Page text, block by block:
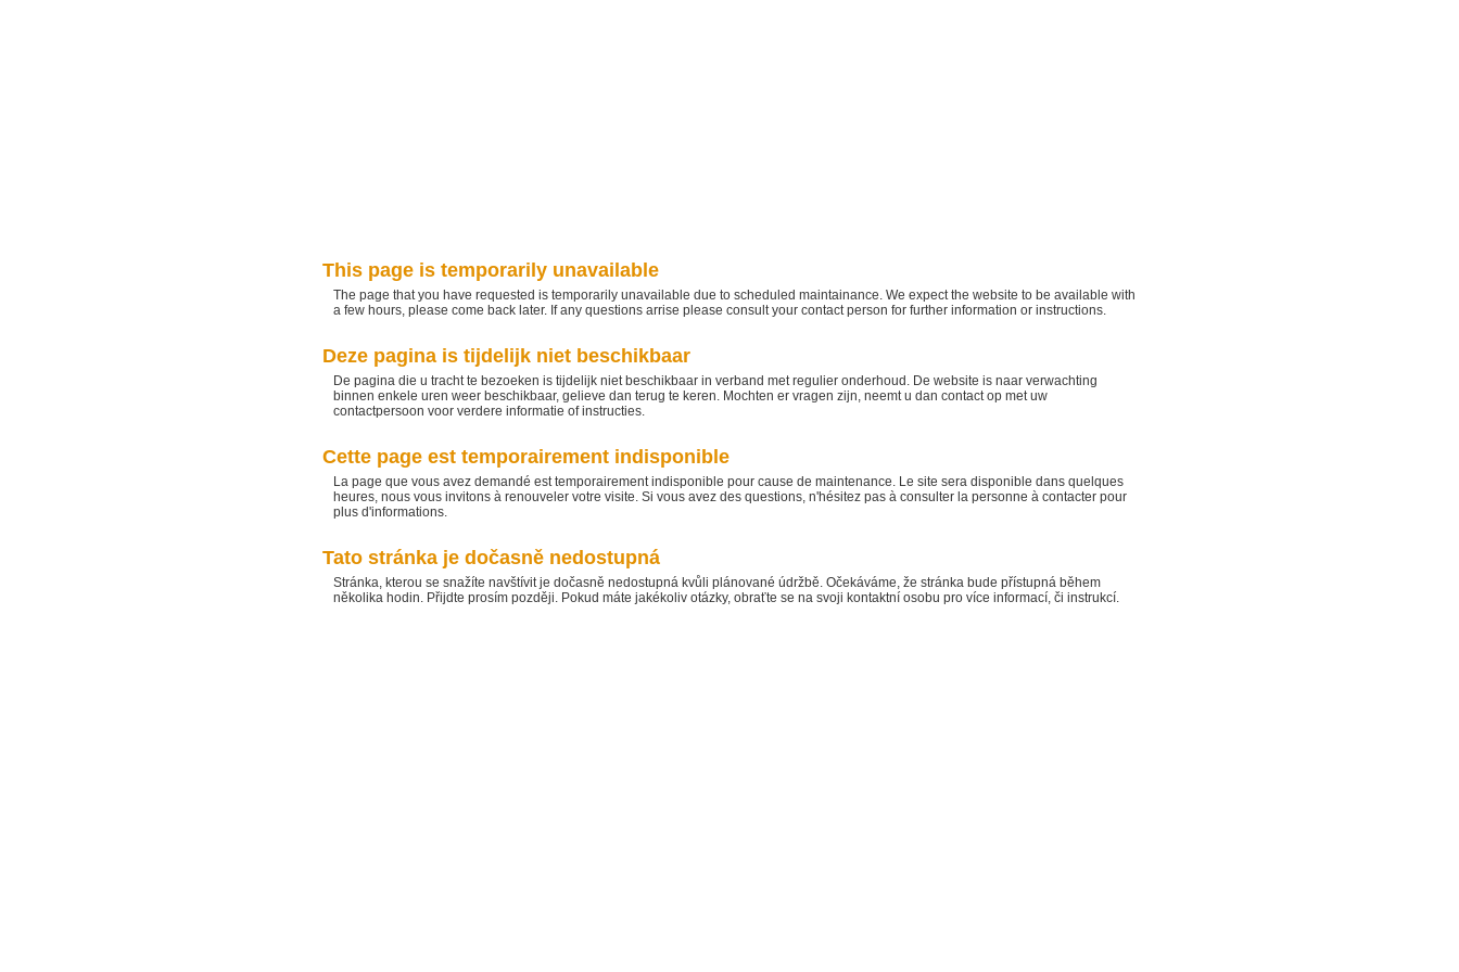
This page is temporarily unavailable
The page that you have requested is temporarily unavailable due to scheduled maintainance. We expect the website to be available with
a few hours, please come back later. If any questions arrise please consult your contact person for further information or instructions.
Deze pagina is tijdelijk niet beschikbaar
De pagina die u tracht te bezoeken is tijdelijk niet beschikbaar in verband met regulier onderhoud. De website is naar verwachting
binnen enkele uren weer beschikbaar, gelieve dan terug te keren. Mochten er vragen zijn, neemt u dan contact op met uw
contactpersoon voor verdere informatie of instructies.
Cette page est temporairement indisponible
La page que vous avez demandé est temporairement indisponible pour cause de maintenance. Le site sera disponible dans quelques
heures, nous vous invitons à renouveler votre visite. Si vous avez des questions, n'hésitez pas à consulter la personne à contacter pour
plus d'informations.
Tato stránka je dočasně nedostupná
Stránka, kterou se snažíte navštívit je dočasně nedostupná kvůli plánované údržbě. Očekáváme, že stránka bude přístupná během
několika hodin. Přijdte prosím později. Pokud máte jakékoliv otázky, obraťte se na svoji kontaktní osobu pro více informací, či instrukcí.